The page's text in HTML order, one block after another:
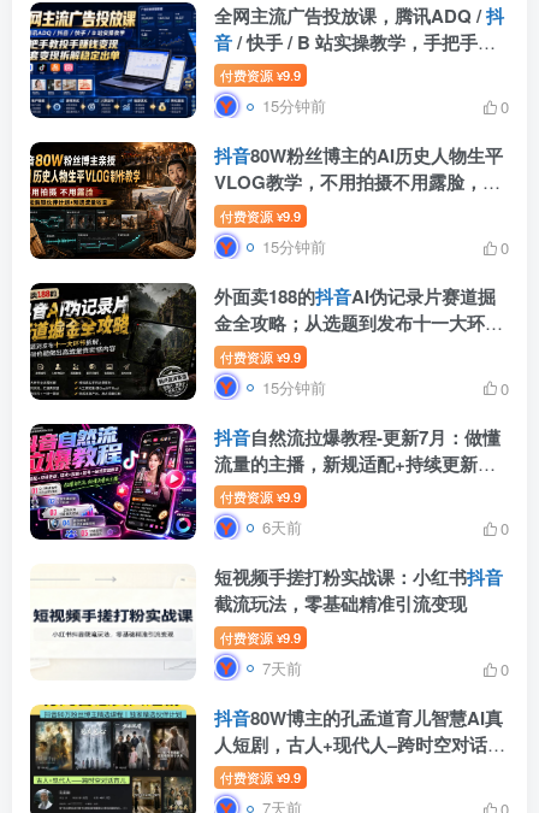
全网主流广告投放课，腾讯ADQ /抖
音/ 快手 / B 站实操教学，手把手教
投手赚钱变现，全套变现拆解稳定出
单
付费资源 ¥9.9
15分钟前 0
抖音80W粉丝博主的AI历史人物生平
VLOG教学，不用拍摄不用露脸，AI
帮你搞定，轻松解锁伙伴计划+精选
收益
付费资源 ¥9.9
15分钟前 0
外面卖188的抖音AI伪记录片赛道掘
金全攻略；从选题到发布十一大环节
拆解，零基础也能做出高流量真实感
内容
付费资源 ¥9.9
15分钟前 0
抖音自然流拉爆教程-更新7月：做懂
流量的主播，新规适配+持续更新，
话术+投放+起号一站式实战教学
付费资源 ¥9.9
6天前 0
短视频手搓打粉实战课：小红书抖音
截流玩法，零基础精准引流变现
付费资源 ¥9.9
7天前 0
抖音80W博主的孔孟道育儿智慧AI真
人短剧，古人+现代人–跨时空对话育
儿，轻松解锁伙伴计划+精选独家收
益
付费资源 ¥9.9
7天前